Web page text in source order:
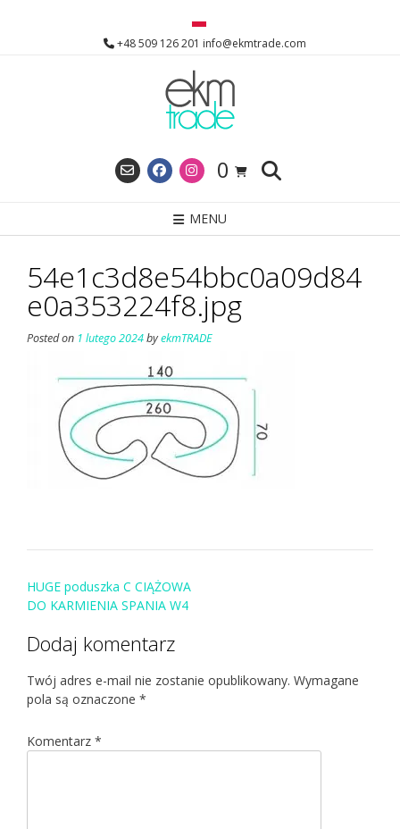
+48 509 126 201 info@ekmtrade.com
0
MENU
54e1c3d8e54bbc0a09d84
e0a353224f8.jpg
Posted on 1 lutego 2024byekmTRADE
Post
navigation
HUGE poduszka C CIĄŻOWA
DO KARMIENIA SPANIA W4
Dodaj komentarz
Twój adres e-mail nie zostanie opublikowany. Wymagane
pola są oznaczone *
Komentarz *